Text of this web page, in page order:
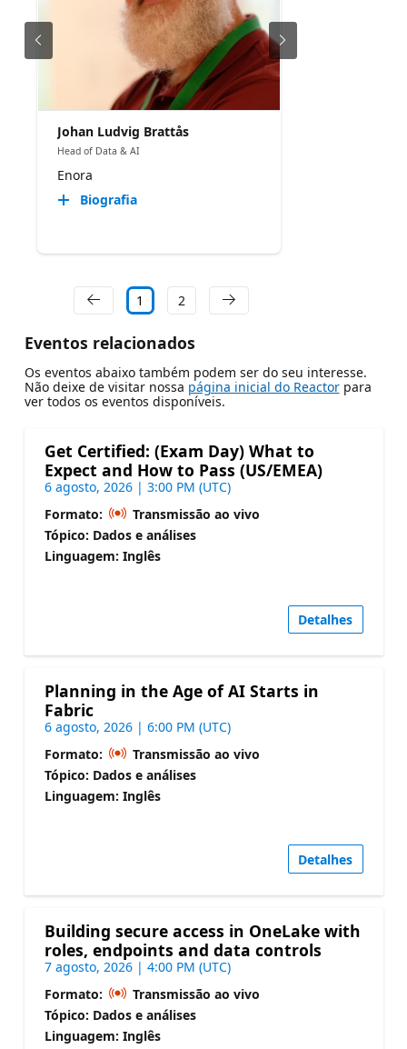
Johan Ludvig Brattås
Head of Data & AI
Enora
Biografia
1 2
Eventos relacionados
Os eventos abaixo também podem ser do seu interesse.
Não deixe de visitar nossa página inicial do Reactorpara
ver todos os eventos disponíveis.
Get Certified: (Exam Day) What to
Expect and How to Pass (US/EMEA)
6 agosto, 2026 | 3:00 PM (UTC)
Formato:
Transmissão ao vivo
Tópico: Dados e análises
Linguagem: Inglês
Detalhes
Planning in the Age of AI Starts in
Fabric
6 agosto, 2026 | 6:00 PM (UTC)
Formato:
Transmissão ao vivo
Tópico: Dados e análises
Linguagem: Inglês
Detalhes
Building secure access in OneLake with
roles, endpoints and data controls
7 agosto, 2026 | 4:00 PM (UTC)
Formato:
Transmissão ao vivo
Tópico: Dados e análises
Linguagem: Inglês